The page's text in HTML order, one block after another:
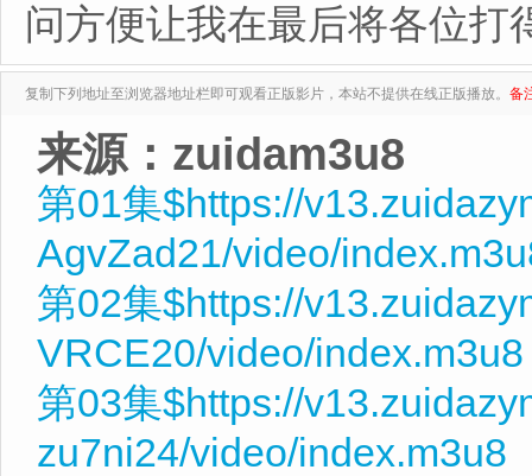
问方便让我在最后将各位打
复制下列地址至浏览器地址栏即可观看正版影片，本站不提供在线正版播放。 备
来源：zuidam3u8
第01集$https://
AgvZad21/video/
第02集$https://
VRCE20/video/index.m3u8
第03集$https://
zu7ni24/video/index.m3u8